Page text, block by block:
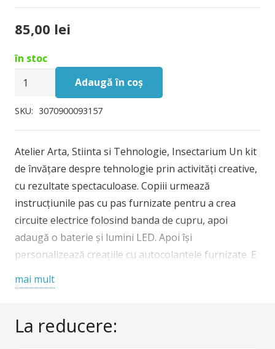
85,00 lei
în stoc
Cantitate
Arta,
si
Tehnologie
Insectarium
Adaugă în coș
SKU: 3070900093157
Atelier Arta, Stiinta si Tehnologie, Insectarium Un kit
de învățare despre tehnologie prin activități creative,
cu rezultate spectaculoase. Copiii urmează
instrucțiunile pas cu pas furnizate pentru a crea
circuite electrice folosind banda de cupru, apoi
adaugă o baterie și lumini LED. Apoi își
personalizează creațiile cu autocolantele furnizate. E
aprind și devin interactive datorită unui sistem de
folosind bandă adezivă de cupru și lumini LED mici.
mai mult
La reducere: